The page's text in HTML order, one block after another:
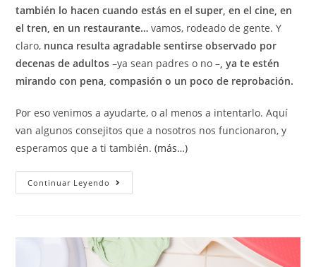
también lo hacen cuando estás en el super, en el cine, en
el tren, en un restaurante… vamos, rodeado de gente. Y
claro, nunca resulta agradable sentirse observado por
decenas de adultos–ya sean padres o no –, ya te estén
mirando con pena, compasión o un poco de reprobación.
Por eso venimos a ayudarte, o al menos a intentarlo. Aquí
van algunos consejitos que a nosotros nos funcionaron, y
esperamos que a ti también.(más…)
Continuar Leyendo